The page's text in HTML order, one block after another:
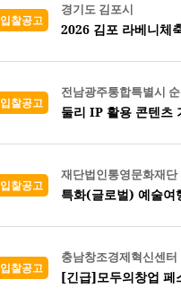
입찰공고
경기도 김포시
2026 김포 라베니체
입찰공고
전남광주통합특별시
둘리 IP 활용 콘텐츠
입찰공고
재단법인통영문화재단
특화(글로벌) 예술
입찰공고
충남창조경제혁신센터
[긴급]모두의창업 페